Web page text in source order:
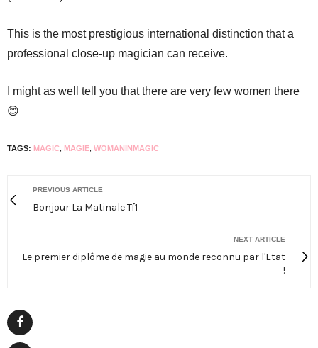
This is the most prestigious international distinction that a
professional close-up magician can receive.
I might as well tell you that there are very few women there
😊
TAGS: MAGIC MAGIE WOMANINMAGIC
PREVIOUS ARTICLE
Bonjour La Matinale Tf1
NEXT ARTICLE
Le premier diplôme de magie au monde reconnu par l'Etat
!